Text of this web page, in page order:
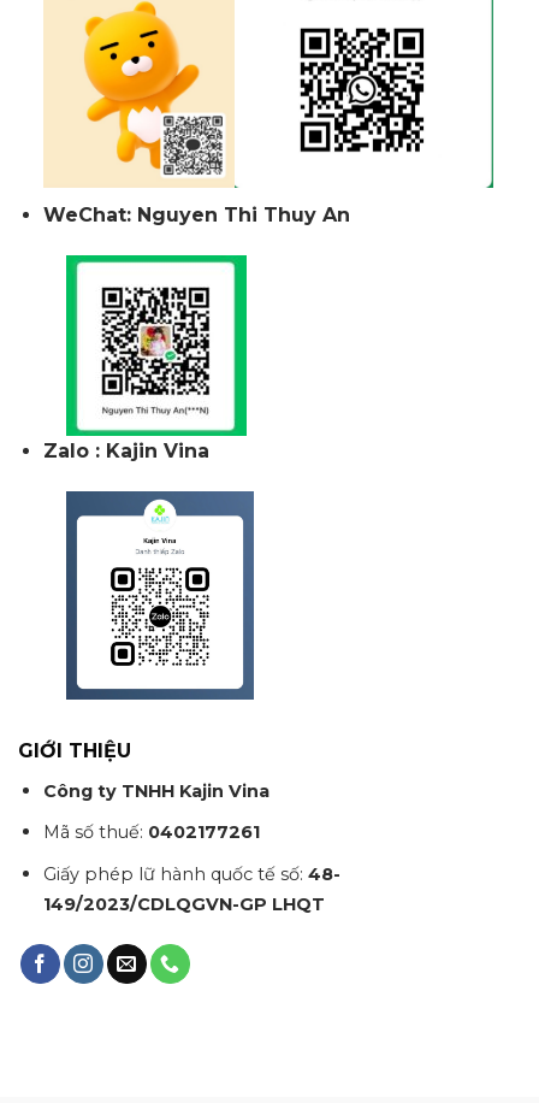
WeChat: Nguyen Thi Thuy An
Zalo : Kajin Vina
GIỚI THIỆU
Công ty TNHH Kajin Vina
Mã số thuế: 0402177261
Giấy phép lữ hành quốc tế số: 48-
149/2023/CDLQGVN-GP LHQT